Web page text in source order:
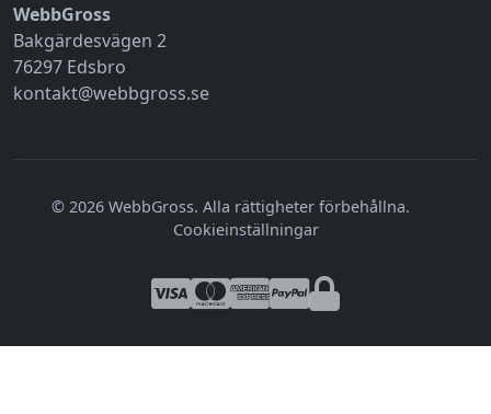
WebbGross
Bakgärdesvägen 2
76297 Edsbro
kontakt@webbgross.se
© 2026 WebbGross. Alla rättigheter förbehållna.
Cookieinställningar